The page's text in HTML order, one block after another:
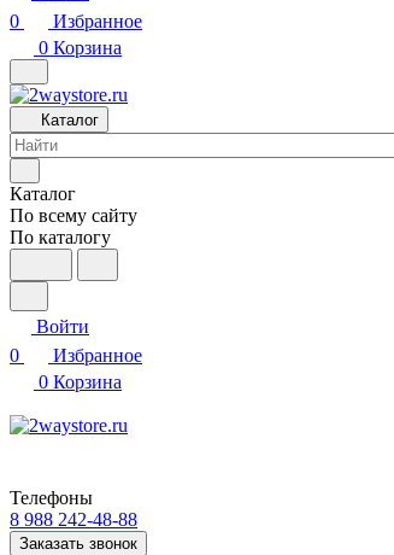
0
Избранное
0 Корзина
Каталог
Каталог
По всему сайту
По каталогу
Войти
0
Избранное
0 Корзина
Телефоны
8 988 242-48-88
Заказать звонок